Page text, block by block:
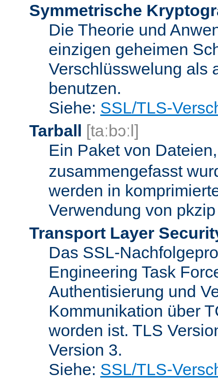
Symmetrische
Die Theorie und
einzigen geheimen
Verschlüsswelung als
benutzen.
Siehe: SSL/TLS-
Tarball [taːbɔːl]
Ein Paket von
zusammengefasst
werden in
Verwendung von
Transport Layer
Das SSL-
Engineering Task
Authentisierung und
Kommunikation über
worden ist. TLS
Version 3.
Siehe: SSL/TLS-